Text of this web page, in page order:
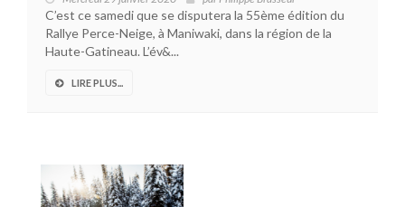
C’est ce samedi que se disputera la 55ème édition du
Rallye Perce-Neige, à Maniwaki, dans la région de la
Haute-Gatineau. L’év&...
LIRE PLUS...